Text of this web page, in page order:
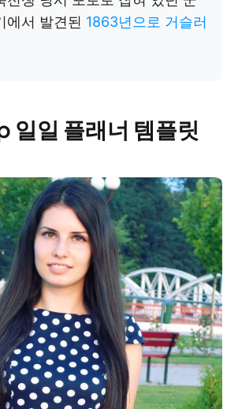
에서 발견된 1863년으로 거슬러
일일 플래너 템플릿